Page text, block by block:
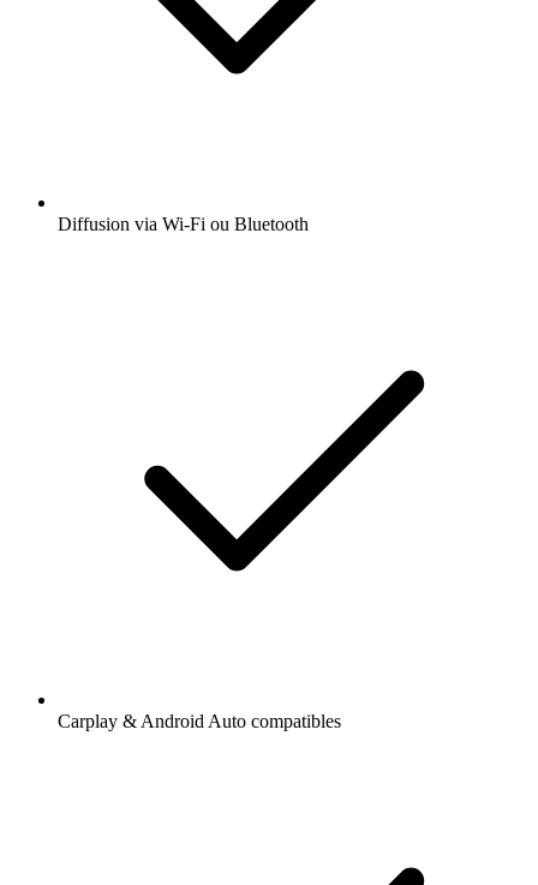
Diffusion via Wi-Fi ou Bluetooth
Carplay & Android Auto compatibles